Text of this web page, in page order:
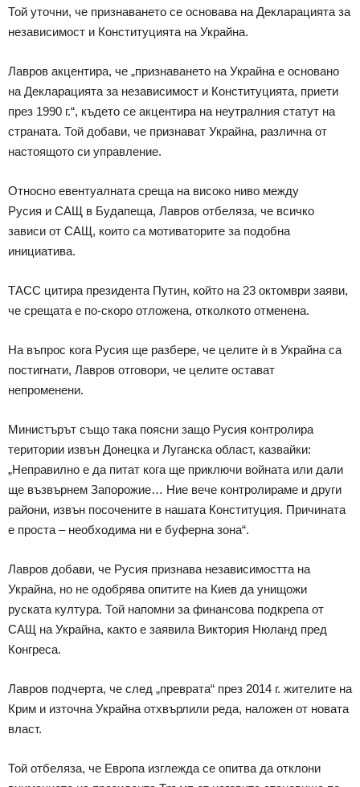
Той уточни, че признаването се основава на Декларацията за
независимост и Конституцията на Украйна.
Лавров акцентира, че „признаването на Украйна е основано
на Декларацията за независимост и Конституцията, приети
през 1990 г.“, където се акцентира на неутралния статут на
страната. Той добави, че признават Украйна, различна от
настоящото си управление.
Относно евентуалната среща на високо ниво между
Русия и САЩ в Будапеща, Лавров отбеляза, че всичко
зависи от САЩ, които са мотиваторите за подобна
инициатива.
ТАСС цитира президента Путин, който на 23 октомври заяви,
че срещата е по-скоро отложена, отколкото отменена.
На въпрос кога Русия ще разбере, че целите ѝ в Украйна са
постигнати, Лавров отговори, че целите остават
непроменени.
Министърът също така поясни защо Русия контролира
територии извън Донецка и Луганска област, казвайки:
„Неправилно е да питат кога ще приключи войната или дали
ще възвърнем Запорожие… Ние вече контролираме и други
райони, извън посочените в нашата Конституция. Причината
е проста – необходима ни е буферна зона“.
Лавров добави, че Русия признава независимостта на
Украйна, но не одобрява опитите на Киев да унищожи
руската култура. Той напомни за финансова подкрепа от
САЩ на Украйна, както е заявила Виктория Нюланд пред
Конгреса.
Лавров подчерта, че след „преврата“ през 2014 г. жителите на
Крим и източна Украйна отхвърлили реда, наложен от новата
власт.
Той отбеляза, че Европа изглежда се опитва да отклони